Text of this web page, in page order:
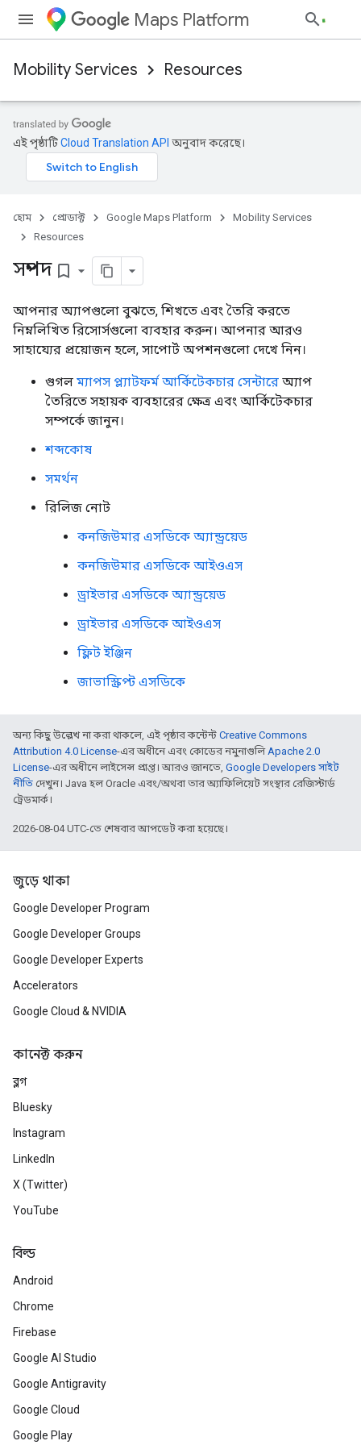
Maps Platform
Mobility Services Resources
এই পৃষ্ঠাটিCloud Translation API অনুবাদ করেছে।
হোম প্রোডাক্ট Google Maps Platform
Mobility Services
Resources
সম্পদ bookmark_border
আপনার অ্যাপগুলো বুঝতে, শিখতে এবং তৈরি করতে
নিম্নলিখিত রিসোর্সগুলো ব্যবহার করুন। আপনার আরও
সাহায্যের প্রয়োজন হলে, সাপোর্ট অপশনগুলো দেখে নিন।
গুগল ম্যাপস প্ল্যাটফর্ম আর্কিটেকচার সেন্টারে অ্যাপ
তৈরিতে সহায়ক ব্যবহারের ক্ষেত্র এবং আর্কিটেকচার
সম্পর্কে জানুন।
শব্দকোষ
সমর্থন
রিলিজ নোট
কনজিউমার এসডিকে অ্যান্ড্রয়েড
কনজিউমার এসডিকে আইওএস
ড্রাইভার এসডিকে অ্যান্ড্রয়েড
ড্রাইভার এসডিকে আইওএস
ফ্লিট ইঞ্জিন
জাভাস্ক্রিপ্ট এসডিকে
অন্য কিছু উল্লেখ না করা থাকলে, এই পৃষ্ঠার কন্টেন্ট Creative Commons
Attribution 4.0 License-এর অধীনে এবং কোডের নমুনাগুলিApache 2.0
License-এর অধীনে লাইসেন্স প্রাপ্ত। আরও জানতে, Google Developers সাইট
নীতি দেখুন। Java হল Oracle এবং/অথবা তার অ্যাফিলিয়েট সংস্থার রেজিস্টার্ড
ট্রেডমার্ক।
2026-08-04 UTC-তে শেষবার আপডেট করা হয়েছে।
জুড়ে থাকা
Google Developer Program
Google Developer Groups
Google Developer Experts
Accelerators
Google Cloud & NVIDIA
কানেক্ট করুন
ব্লগ
Bluesky
Instagram
LinkedIn
X (Twitter)
YouTube
বিল্ড
Android
Chrome
Firebase
Google AI Studio
Google Antigravity
Google Cloud
Google Play